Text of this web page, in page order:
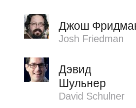
Джош
Josh Friedman
Дэвид
Шульнер
David Schulner